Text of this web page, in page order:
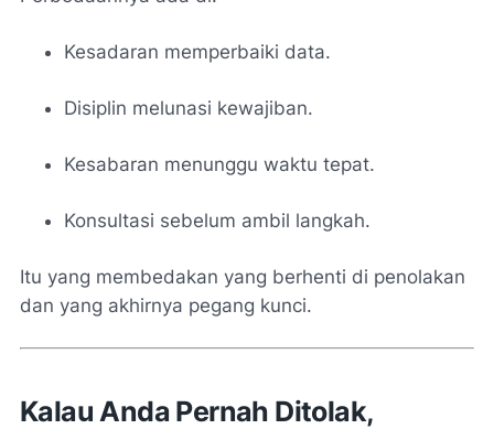
Kesadaran memperbaiki data.
Disiplin melunasi kewajiban.
Kesabaran menunggu waktu tepat.
Konsultasi sebelum ambil langkah.
Itu yang membedakan yang berhenti di penolakan
dan yang akhirnya pegang kunci.
Kalau Anda Pernah Ditolak,